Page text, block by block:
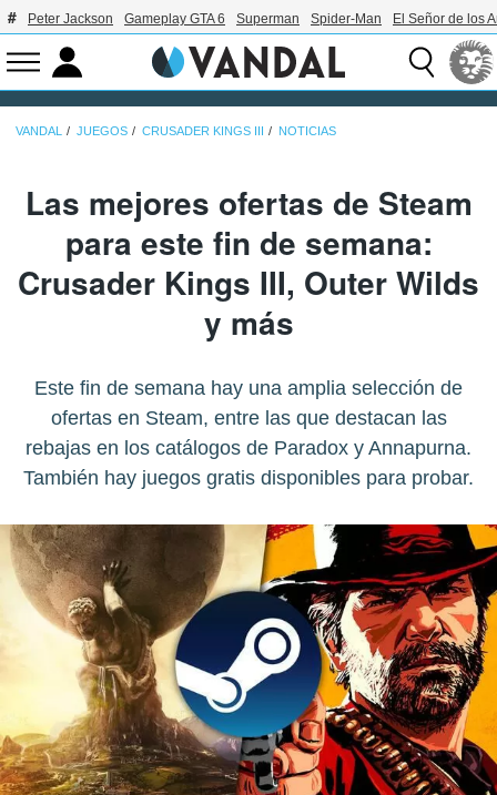
Peter Jackson Gameplay GTA 6 Superman Spider-Man El Señor de los
VANDAL JUEGOS CRUSADER KINGS III NOTICIAS
Las mejores ofertas de Steam
para este fin de semana:
Crusader Kings III, Outer Wilds
y más
Este fin de semana hay una amplia selección de
ofertas en Steam, entre las que destacan las
rebajas en los catálogos de Paradox y Annapurna.
También hay juegos gratis disponibles para probar.